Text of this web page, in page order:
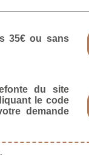
35€ ou sans
du site
le code
demande